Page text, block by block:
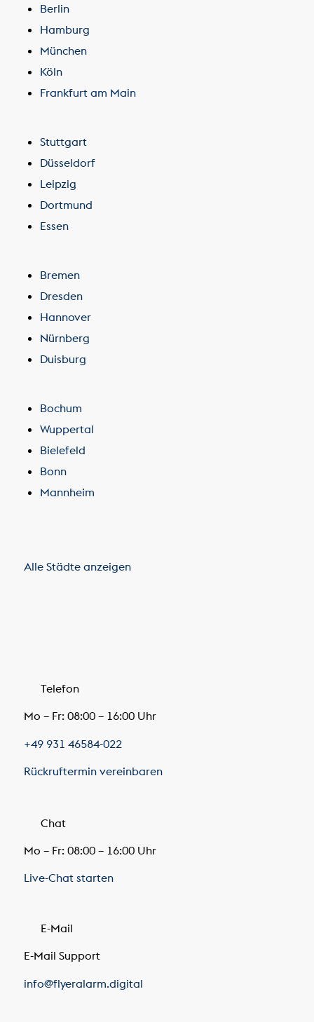
Berlin
Hamburg
München
Köln
Frankfurt am Main
Stuttgart
Düsseldorf
Leipzig
Dortmund
Essen
Bremen
Dresden
Hannover
Nürnberg
Duisburg
Bochum
Wuppertal
Bielefeld
Bonn
Mannheim
Alle Städte anzeigen
Telefon
Mo – Fr: 08:00 – 16:00 Uhr
+49 931 46584-022
Rückruftermin vereinbaren
Chat
Mo – Fr: 08:00 – 16:00 Uhr
Live-Chat starten
E-Mail
E-Mail Support
info@flyeralarm.digital